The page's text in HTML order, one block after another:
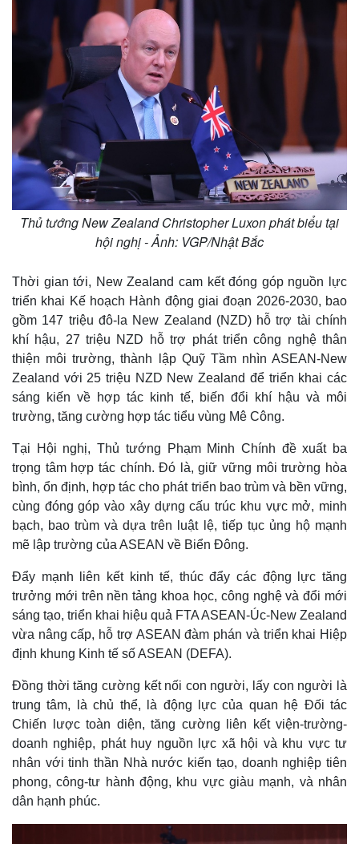
Kinh tế
Bất động sản
Khởi nghiệp
Thị trường
Giá vàng
Tiêu dùng
Tỷ giá
Chứng khoán
Giá cà phê
Thủ tướng New Zealand Christopher Luxon phát biểu tại
hội nghị - Ảnh: VGP/Nhật Bắc
Thời gian tới, New Zealand cam kết đóng góp nguồn lực
triển khai Kế hoạch Hành động giai đoạn 2026-2030, bao
gồm 147 triệu đô-la New Zealand (NZD) hỗ trợ tài chính
khí hậu, 27 triệu NZD hỗ trợ phát triển công nghệ thân
thiện môi trường, thành lập Quỹ Tầm nhìn ASEAN-New
Zealand với 25 triệu NZD New Zealand để triển khai các
sáng kiến về hợp tác kinh tế, biến đổi khí hậu và môi
trường, tăng cường hợp tác tiểu vùng Mê Công.
Tại Hội nghị, Thủ tướng Phạm Minh Chính đề xuất ba
trọng tâm hợp tác chính. Đó là, giữ vững môi trường hòa
bình, ổn định, hợp tác cho phát triển bao trùm và bền vững,
cùng đóng góp vào xây dựng cấu trúc khu vực mở, minh
bạch, bao trùm và dựa trên luật lệ, tiếp tục ủng hộ mạnh
mẽ lập trường của ASEAN về Biển Đông.
Đẩy mạnh liên kết kinh tế, thúc đẩy các động lực tăng
trưởng mới trên nền tảng khoa học, công nghệ và đổi mới
sáng tạo, triển khai hiệu quả FTA ASEAN-Úc-New Zealand
vừa nâng cấp, hỗ trợ ASEAN đàm phán và triển khai Hiệp
định khung Kinh tế số ASEAN (DEFA).
Đồng thời tăng cường kết nối con người, lấy con người là
trung tâm, là chủ thể, là động lực của quan hệ Đối tác
Chiến lược toàn diện, tăng cường liên kết viện-trường-
doanh nghiệp, phát huy nguồn lực xã hội và khu vực tư
nhân với tinh thần Nhà nước kiến tạo, doanh nghiệp tiên
phong, công-tư hành động, khu vực giàu mạnh, và nhân
dân hạnh phúc.